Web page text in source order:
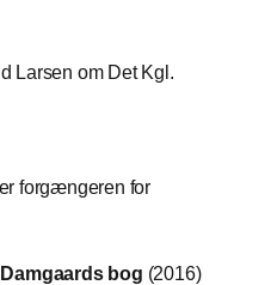
Larsen om Det Kgl.
forgængeren for
bog (2016)